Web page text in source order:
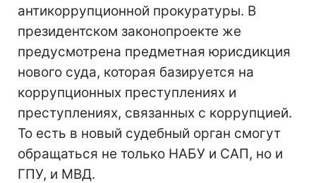
антикоррупционной прокуратуры. В
президентском законопроекте же
предусмотрена предметная юрисдикция
нового суда, которая базируется на
коррупционных преступлениях и
преступлениях, связанных с коррупцией.
То есть в новый судебный орган смогут
обращаться не только НАБУ и САП, но и
ГПУ, и МВД.